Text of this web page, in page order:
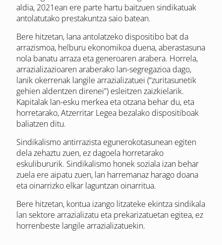
aldia, 2021ean ere parte hartu baitzuen sindikatuak
antolatutako prestakuntza saio batean.
Bere hitzetan, lana antolatzeko dispositibo bat da
arrazismoa, helburu ekonomikoa duena, aberastasuna
nola banatu arraza eta generoaren arabera. Horrela,
arrazializazioaren araberako lan-segregazioa dago,
lanik okerrenak langile arrazializatuei (“zuritasunetik
gehien aldentzen direnei”) esleitzen zaizkielarik.
Kapitalak lan-esku merkea eta otzana behar du, eta
horretarako, Atzerritar Legea bezalako dispositiboak
baliatzen ditu.
Sindikalismo antirrazista egunerokotasunean egiten
dela zehaztu zuen, ez dagoela horretarako
eskulibururik. Sindikalismo honek soziala izan behar
zuela ere aipatu zuen, lan harremanaz harago doana
eta oinarrizko elkar laguntzan oinarritua.
Bere hitzetan, kontua izango litzateke ekintza sindikala
lan sektore arrazializatu eta prekarizatuetan egitea, ez
horrenbeste langile arrazializatuekin.